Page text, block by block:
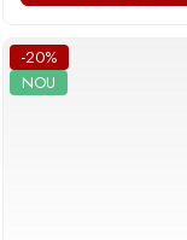
-20%
NOU